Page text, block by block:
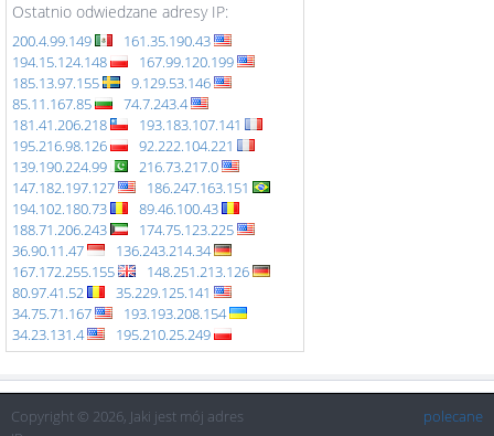
Ostatnio odwiedzane adresy IP:
200.4.99.149
161.35.190.43
194.15.124.148
167.99.120.199
185.13.97.155
9.129.53.146
85.11.167.85
74.7.243.4
181.41.206.218
193.183.107.141
195.216.98.126
92.222.104.221
139.190.224.99
216.73.217.0
147.182.197.127
186.247.163.151
194.102.180.73
89.46.100.43
188.71.206.243
174.75.123.225
36.90.11.47
136.243.214.34
167.172.255.155
148.251.213.126
80.97.41.52
35.229.125.141
34.75.71.167
193.193.208.154
34.23.131.4
195.210.25.249
Copyright © 2026, Jaki jest mój adres
polecane